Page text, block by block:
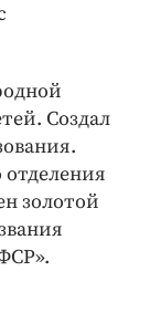
Создал
отделения
золотой